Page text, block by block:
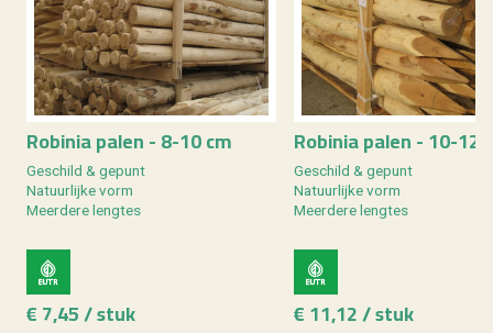
Ro­bi­nia palen - 8-10 cm
Ge­schild & ge­punt
Na­tuur­lij­ke vorm
Meer­de­re leng­tes
€ 7,45 / stuk
Ro­bi­nia palen - 10-12
Ge­schild & ge­punt
Na­tuur­lij­ke vorm
Meer­de­re leng­tes
€ 11,12 / stuk